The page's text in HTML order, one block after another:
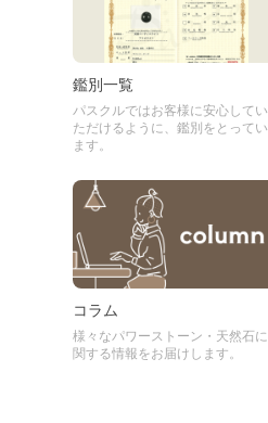
鑑別一覧
パスクルではお客様に安心してい
ただけるように、鑑別をとってい
ます。
コラム
様々なパワーストーン・天然石に
関する情報をお届けします。